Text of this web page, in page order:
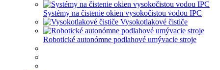
Systémy na čistenie okien vysokočistou vodou IPC
Vysokotlakové čističe
Robotické autonómne podlahové umývacie stroje